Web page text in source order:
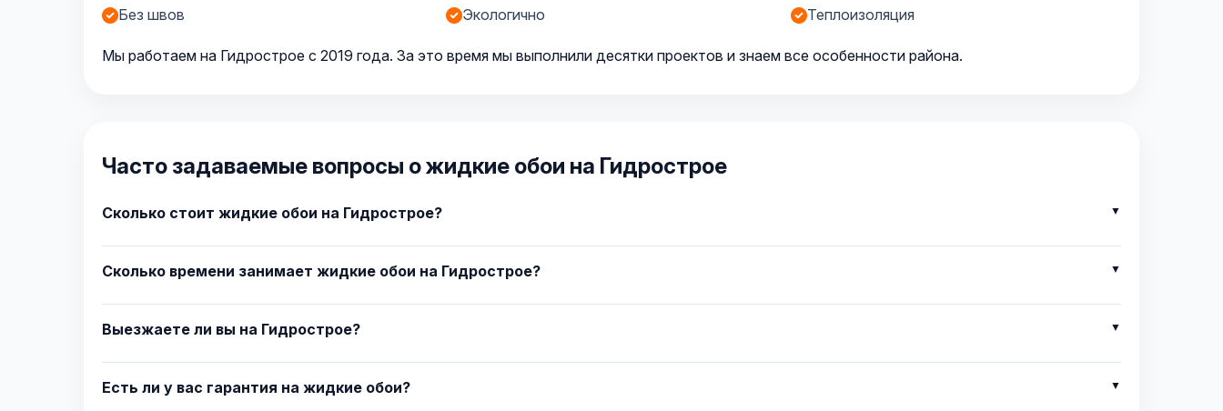
Без швов Экологично Теплоизоляция
Мы работаем на Гидрострое с 2019 года. За это время мы выполнили десятки проектов и знаем все особенности района.
Часто задаваемые вопросы о жидкие обои на Гидрострое
Сколько стоит жидкие обои на Гидрострое?
Сколько времени занимает жидкие обои на Гидрострое?
Выезжаете ли вы на Гидрострое?
Есть ли у вас гарантия на жидкие обои?